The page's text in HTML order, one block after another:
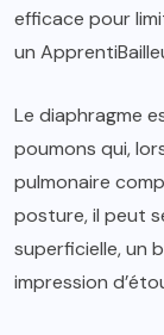
efficace pour
un
Le diaphragme
poumons qui,
pulmonaire
posture, il peut
superficielle, un
impression